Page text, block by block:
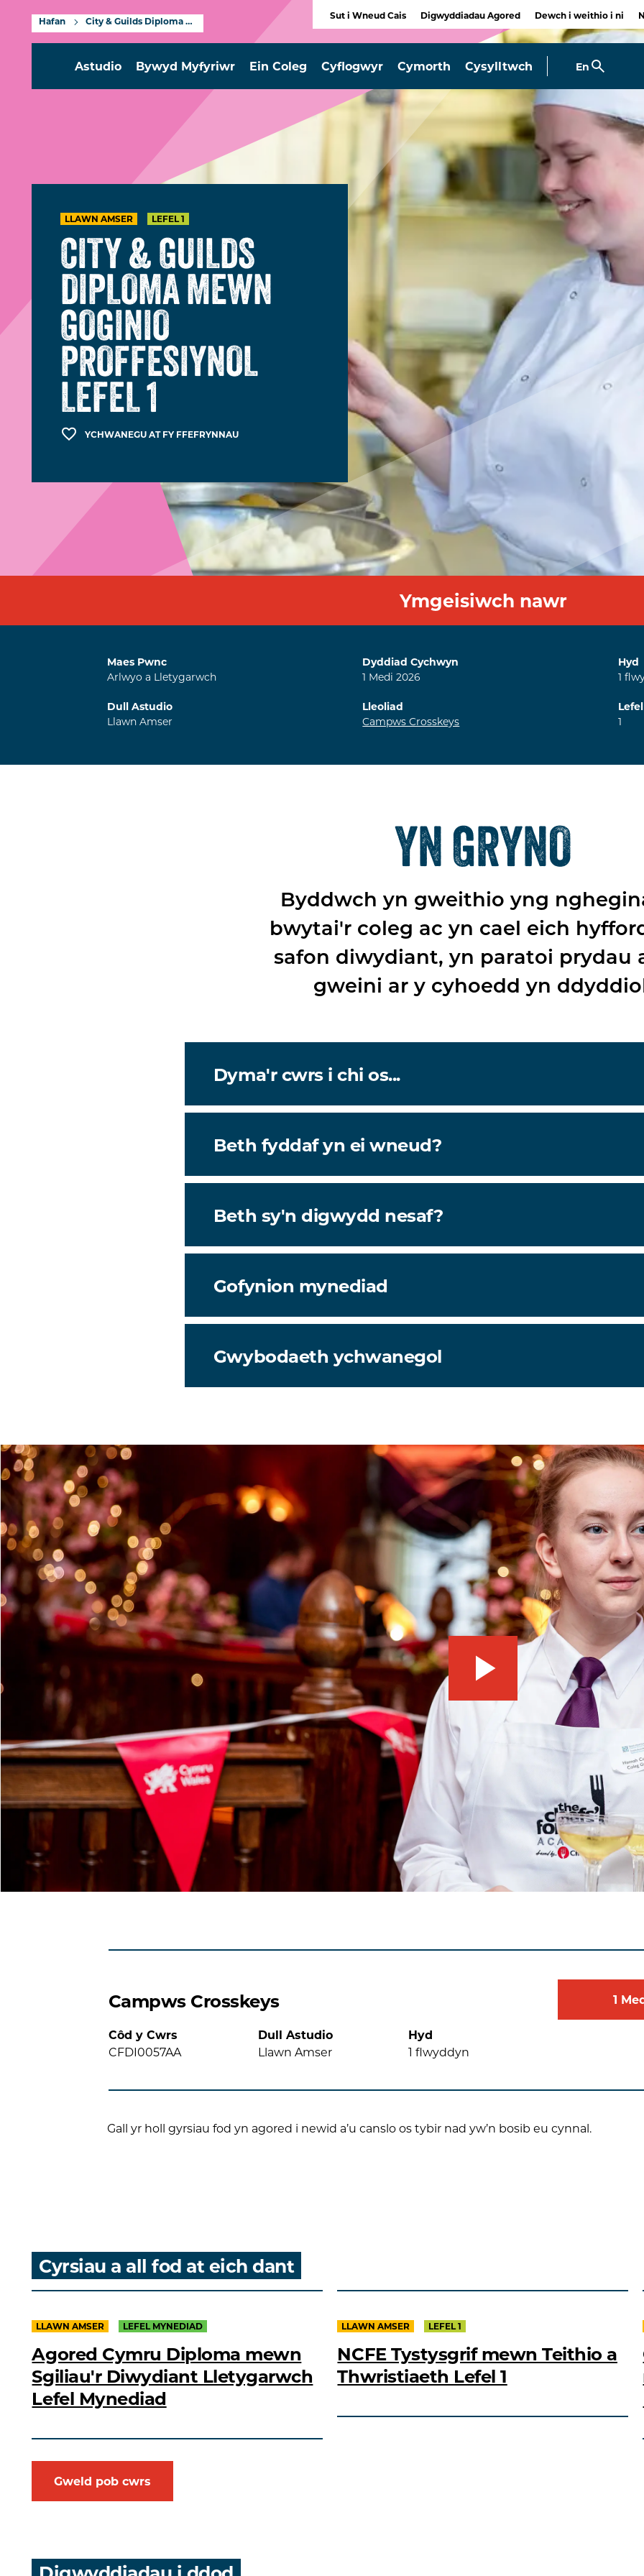
Hafan City & Guilds Diploma mewn Goginio Proffesiynol Lefel 1 Sut i Wneud Cais Digwyddiadau Agored Dewch i weithio i ni
Astudio Bywyd Myfyriwr Ein Coleg Cyflogwyr Cymorth Cysylltwch En
LLAWN AMSER LEFEL 1
CITY & GUILDS
DIPLOMA MEWN
GOGINIO
PROFFESIYNOL
LEFEL 1
YCHWANEGU AT FY FFEFRYNNAU
Ymgeisiwch nawr
Maes Pwnc
Arlwyo a Lletygarwch
Dyddiad Cychwyn
1 Medi 2026
Hyd
1
Dull Astudio
Llawn Amser
Lleoliad
Campws Crosskeys
Lefel
1
YN GRYNO
Byddwch yn gweithio yng
bwytai'r coleg ac yn cael eich
safon diwydiant, yn paratoi prydau
gweini ar y cyhoedd yn
Dyma'r cwrs i chi os...
Beth fyddaf yn ei wneud?
Beth sy'n digwydd nesaf?
Gofynion mynediad
Gwybodaeth ychwanegol
Campws Crosskeys
Côd y Cwrs
CFDI0057AA
Dull Astudio
Llawn Amser
Hyd
1 flwyddyn
1
Gall yr holl gyrsiau fod yn agored i newid a’u canslo os tybir nad yw’n bosib eu cynnal.
Cyrsiau a all fod at eich dant
LLAWN AMSER LEFEL MYNEDIAD
Agored Cymru Diploma mewn
Sgiliau'r Diwydiant Lletygarwch
Lefel Mynediad
LLAWN AMSER LEFEL 1
NCFE Tystysgrif mewn Teithio a
Thwristiaeth Lefel 1
Gweld pob cwrs